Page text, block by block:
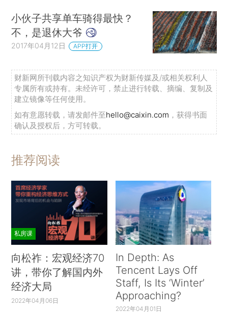
小伙子共享单车骑得最快？
不，是退休大爷
2017年04月12日 APP打开
财新网所刊载内容之知识产权为财新传媒及/或相关权利人
专属所有或持有。未经许可，禁止进行转载、摘编、复制及
建立镜像等任何使用。
如有意愿转载，请发邮件至hello@caixin.com ，获得书面
确认及授权后，方可转载。
推荐阅读
私房课
向松祚：宏观经济70
讲，带你了解国内外
经济大局
2022年04月06日
In Depth: As
Tencent Lays Off
Staff, Is Its ‘Winter’
Approaching?
2022年04月01日